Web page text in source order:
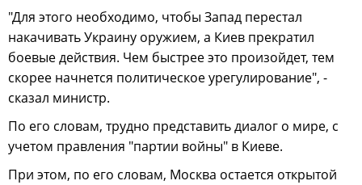
"Для этого необходимо, чтобы Запад перестал
накачивать Украину оружием, а Киев прекратил
боевые действия. Чем быстрее это произойдет, тем
скорее начнется политическое урегулирование", -
сказал министр.
По его словам, трудно представить диалог о мире, с
учетом правления "партии войны" в Киеве.
При этом, по его словам, Москва остается открытой